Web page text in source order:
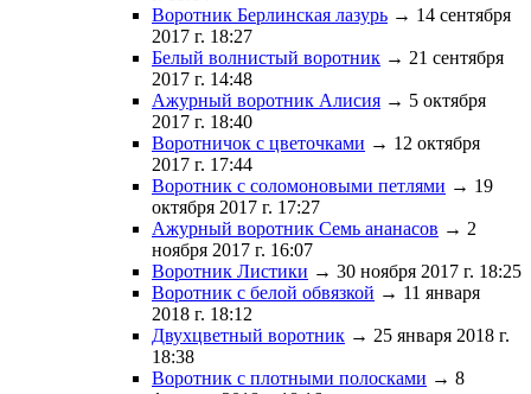
Воротник Берлинская лазурь → 14 сентября
2017 г. 18:27
Белый волнистый воротник → 21 сентября
2017 г. 14:48
Ажурный воротник Алисия → 5 октября
2017 г. 18:40
Воротничок с цветочками → 12 октября
2017 г. 17:44
Воротник с соломоновыми петлями → 19
октября 2017 г. 17:27
Ажурный воротник Семь ананасов → 2
ноября 2017 г. 16:07
Воротник Листики → 30 ноября 2017 г. 18:25
Воротник с белой обвязкой → 11 января
2018 г. 18:12
Двухцветный воротник → 25 января 2018 г.
18:38
Воротник с плотными полосками → 8